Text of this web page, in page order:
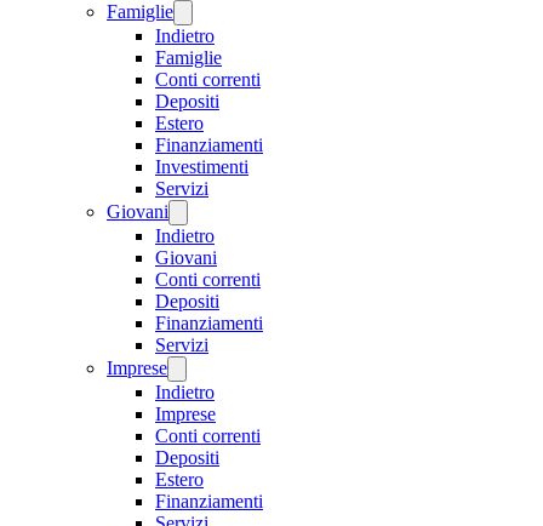
Famiglie
Indietro
Famiglie
Conti correnti
Depositi
Estero
Finanziamenti
Investimenti
Servizi
Giovani
Indietro
Giovani
Conti correnti
Depositi
Finanziamenti
Servizi
Imprese
Indietro
Imprese
Conti correnti
Depositi
Estero
Finanziamenti